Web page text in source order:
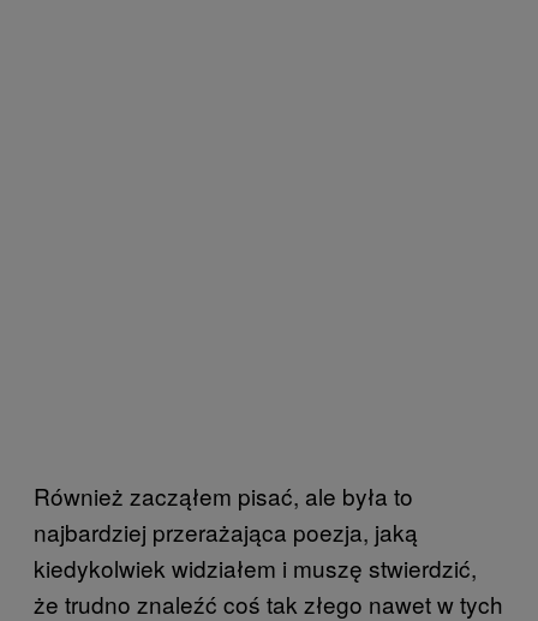
Również zacząłem pisać, ale była to
najbardziej przerażająca poezja, jaką
kiedykolwiek widziałem i muszę stwierdzić,
że trudno znaleźć coś tak złego nawet w tych